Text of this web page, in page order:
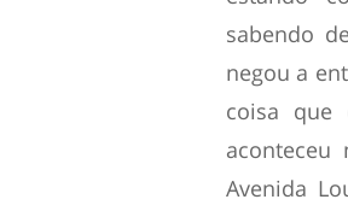
sabendo
negou a
coisa que
Avenida